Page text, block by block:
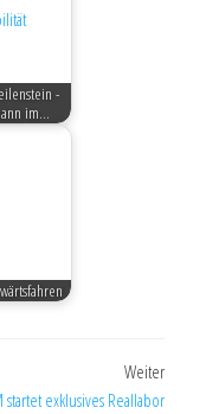
-
im…
Weiter
startet exklusives Reallabor